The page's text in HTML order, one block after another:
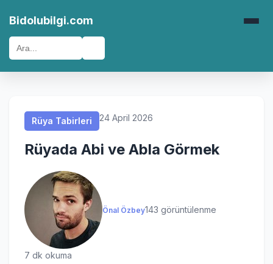
Bidolubilgi.com
Rüya Tabirleri 24 April 2026
Rüyada Abi ve Abla Görmek
Önal Özbey143 görüntülenme
7 dk okuma
Rüya Tabirleri
Rüya Tabirleri
Rüya Tabirleri
Rüya Tabirleri